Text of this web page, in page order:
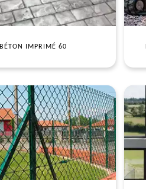
BÉTON IMPRIMÉ 60